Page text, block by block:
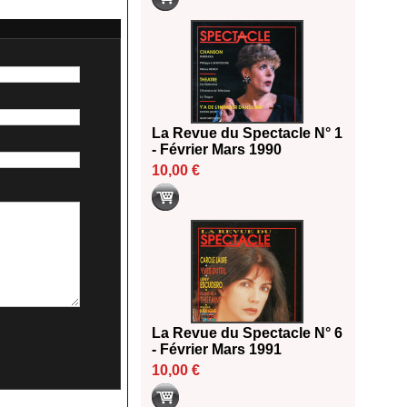
La Revue du Spectacle N° 1
- Février Mars 1990
10,00 €
La Revue du Spectacle N° 6
- Février Mars 1991
10,00 €